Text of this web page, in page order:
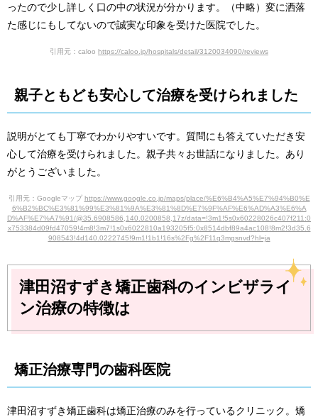
ったので少し詳しく口の中の状況が分かります。（中略）変に洒落
た感じにもしてないので誠実な印象を受けた医院でした。
引用元：caloo https://caloo.jp/hospitals/detail/3120034090/reviews
親子ともども安心して治療を受けられました
説明がとても丁寧でわかりやすいです。質問にも答えていただき安
心して治療を受けられました。親子共々お世話になりました。あり
がとうございました。
引用元：Googleマップ https://www.google.co.jp/maps/place/%E6%B4%A5%E7%94%B0%E
6%B2%BC%E3%81%99%E3%81%9A%E3%81%8D%E7%9F%AF%E6%AD%A3%E6%A
D%AF%E7%A7%91/@35.6908586,140.0200858,17z/data=!3m1!5s0x60228026c407f211:0
x753384d09fd47059!4m8!3m7!1s0x6022810a193205f5:0x8514dbf89a4ac108!8m2!3d35.6
908543!4d140.0222745!9m1!1b1!16s%2Fg%2F11q3mgsnvd?hl=ja
津田沼すずき矯正歯科のインビザライ
ン治療の特徴は
矯正治療専門の歯科医院
津田沼すずき矯正歯科は矯正治療のみを行っているクリニック。矯